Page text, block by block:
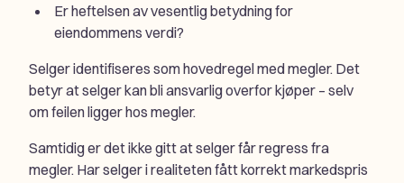
Er heftelsen av vesentlig betydning for
eiendommens verdi?
Selger identifiseres som hovedregel med megler. Det
betyr at selger kan bli ansvarlig overfor kjøper – selv
om feilen ligger hos megler.
Samtidig er det ikke gitt at selger får regress fra
megler. Har selger i realiteten fått korrekt markedspris